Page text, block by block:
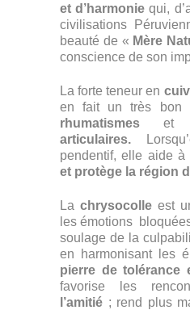
et d’harmonie qui,
civilisations
beauté de « Mère
conscience de son
La forte teneur en
en fait un très bon
rhumatismes et
articulaires.
pendentif, elle aide à
et protège la région
La chrysocolle est
les émotions
soulage de la
en harmonisant les
pierre de tolérance
favorise les
l’amitié ; rend plus